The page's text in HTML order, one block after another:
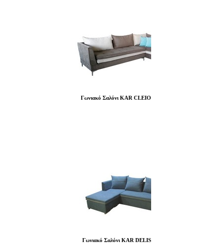
Γωνιακό Σαλόνι KAR CLEIO
Γωνιακό Σαλόνι KAR DELIS